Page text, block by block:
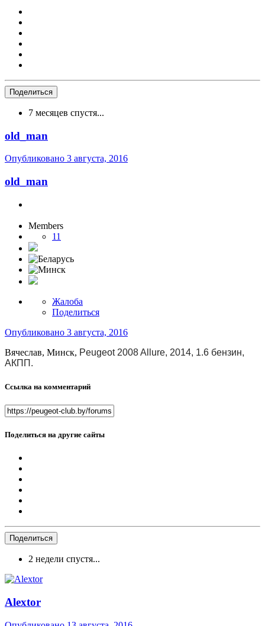
Поделиться
7 месяцев спустя...
old_man
Опубликовано 3 августа, 2016
old_man
Members
11
Жалоба
Поделиться
Опубликовано 3 августа, 2016
Вячеслав, Минск, Peugeot 2008 Allure, 2014, 1.6 бензин,
АКПП.
Ссылка на комментарий
Поделиться на другие сайты
Поделиться
2 недели спустя...
Alextor